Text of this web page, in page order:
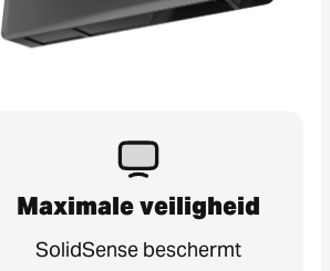
Maximale veiligheid
SolidSense beschermt